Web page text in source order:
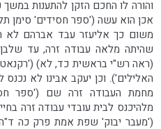
והורה לו החכם הזקן להתענות במשך
אכן הוא עשה ('ספר חסידים' סימן
משום כך אליעזר עבד אברהם לא
שהיתה מלאה עבודה זרה, עד
(ראה רש"י בראשית כד, לא)
האלילים'). וכן יעקב אבינו לא
מחמת העבודה זרה שם ('ספר
מלהיכנס לבית עובדי עבודה זרה
('מעבר יבוק' שפת אמת פרק כה